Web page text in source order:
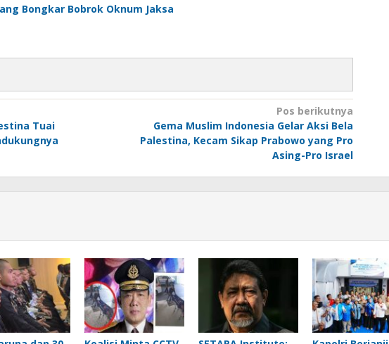
Bongkar Bobrok Oknum Jaksa
Tuai
Pos berikutnya
Gema Muslim Indonesia Gelar Aksi Bela
Palestina, Kecam Sikap Prabowo yang Pro
Asing-Pro Israel